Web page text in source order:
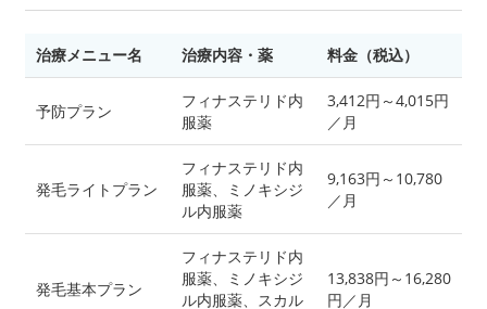
治療メニュー名 治療内容・薬 料金（税込）
予防プラン
フィナステリド内
服薬
3,412円～4,015円
／月
発毛ライトプラン
フィナステリド内
服薬、ミノキシジ
ル内服薬
9,163円～10,780
／月
発毛基本プラン
フィナステリド内
服薬、ミノキシジ
ル内服薬、スカル
13,838円～16,280
円／月